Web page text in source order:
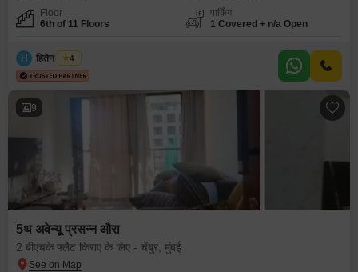
Floor
6th of 11 Floors
पार्किंग
1 Covered + n/a Open
H हितेन हरयाणी
4
9
5थ अवेन्यू प्रसन्न औरा
2 बीएचके फ्लैट किराए के लिए - चेंबुर, मुंबई